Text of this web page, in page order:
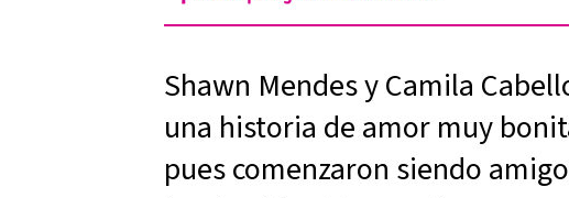
Shawn Mendes y Camila
una historia de amor muy
pues comenzaron siendo